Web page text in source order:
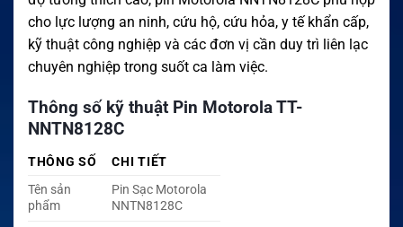
cho lực lượng an ninh, cứu hộ, cứu hỏa, y tế khẩn cấp,
kỹ thuật công nghiệp và các đơn vị cần duy trì liên lạc
chuyên nghiệp trong suốt ca làm việc.
Thông số kỹ thuật Pin Motorola TT-
NNTN8128C
THÔNG SỐ
CHI TIẾT
Tên sản
phẩm
Pin Sạc Motorola
NNTN8128C